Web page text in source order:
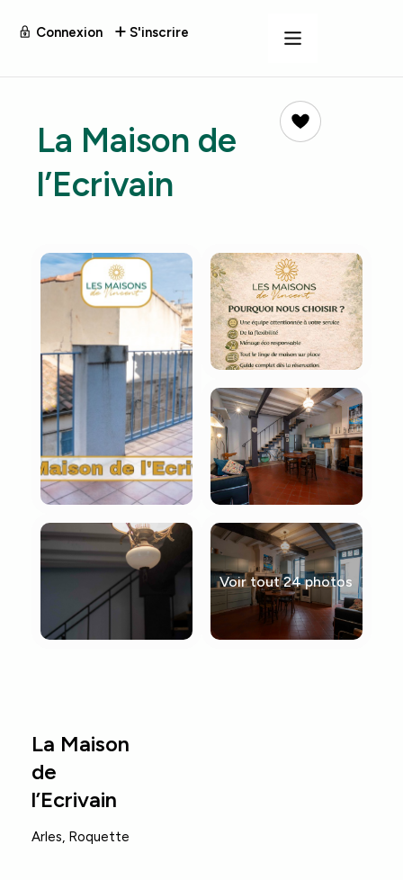
Connexion S'inscrire
La Maison de
l’Ecrivain
Voir tout 24 photos
La Maison
de
l’Ecrivain
Arles, Roquette